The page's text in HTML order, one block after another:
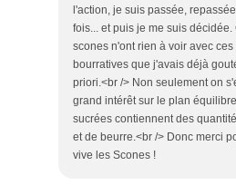
l'action, je suis passée,
fois... et puis je me suis
scones n'ont rien à voir avec
bourratives que j'avais déjà
priori.<br /> Non seulement on
grand intérêt sur le plan
sucrées contiennent des
et de beurre.<br /> Donc merci
vive les Scones !